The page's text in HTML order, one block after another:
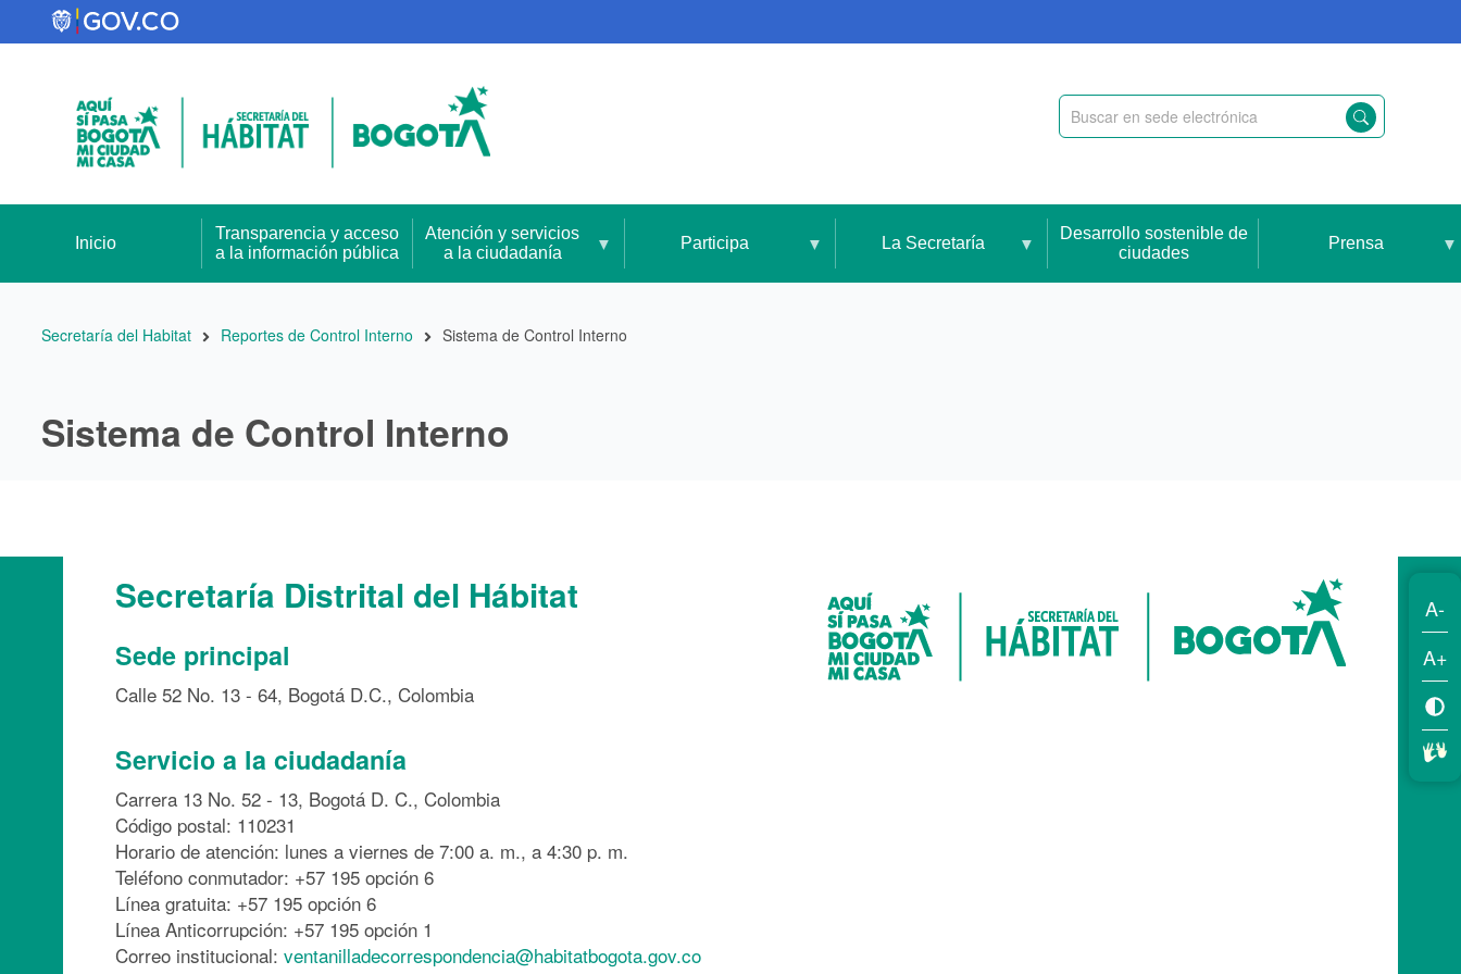
al
Inicio
Transparencia y acceso
a la información pública
Atención y servicios
a la ciudadanía
Participa La Secretaría
Desarrollo sostenible de
ciudades
Prensa
Ruta
navegación
Secretaría del Habitat Reportes de Control Interno Sistema de Control Interno
Sistema de Control Interno
Secretaría Distrital del Hábitat
Sede principal
Calle 52 No. 13 - 64, Bogotá D.C., Colombia
Servicio a la ciudadanía
Carrera 13 No. 52 - 13, Bogotá D. C., Colombia
Código postal: 110231
Horario de atención: lunes a viernes de 7:00 a. m., a 4:30 p. m.
Teléfono conmutador: +57 195 opción 6
Línea gratuita: +57 195 opción 6
Línea Anticorrupción: +57 195 opción 1
Correo institucional:ventanilladecorrespondencia@habitatbogota.gov.co
A-
A+